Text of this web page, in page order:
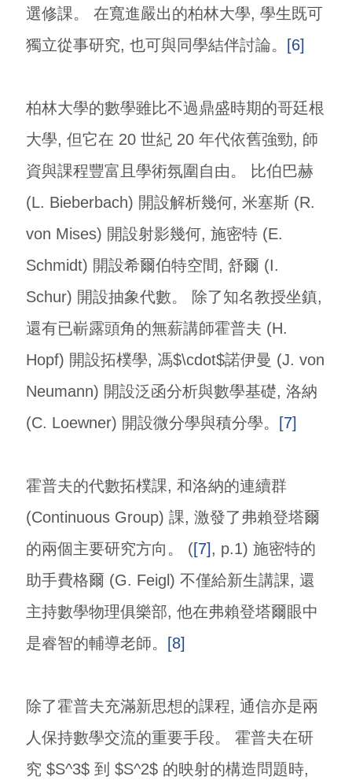
選修課。 在寬進嚴出的柏林大學, 學生既可
獨立從事研究, 也可與同學結伴討論。
[6]
柏林大學的數學雖比不過鼎盛時期的哥廷根
大學, 但它在 20 世紀 20 年代依舊強勁, 師
資與課程豐富且學術氛圍自由。 比伯巴赫
(L. Bieberbach) 開設解析幾何, 米塞斯 (R.
von Mises) 開設射影幾何, 施密特 (E.
Schmidt) 開設希爾伯特空間, 舒爾 (I.
Schur) 開設抽象代數。 除了知名教授坐鎮,
還有已嶄露頭角的無薪講師霍普夫 (H.
Hopf) 開設拓樸學, 馮$\cdot$諾伊曼 (J. von
Neumann) 開設泛函分析與數學基礎, 洛納
(C. Loewner) 開設微分學與積分學。
[7]
霍普夫的代數拓樸課, 和洛納的連續群
(Continuous Group) 課, 激發了弗賴登塔爾
的兩個主要研究方向。 ([7], p.1) 施密特的
助手費格爾 (G. Feigl) 不僅給新生講課, 還
主持數學物理俱樂部, 他在弗賴登塔爾眼中
是睿智的輔導老師。
[8]
除了霍普夫充滿新思想的課程, 通信亦是兩
人保持數學交流的重要手段。 霍普夫在研
究 $S^3$ 到 $S^2$ 的映射的構造問題時,